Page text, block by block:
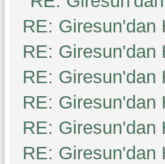
RE: Giresun'dan
RE: Giresun'dan
RE: Giresun'dan
RE: Giresun'dan
RE: Giresun'dan
RE: Giresun'dan